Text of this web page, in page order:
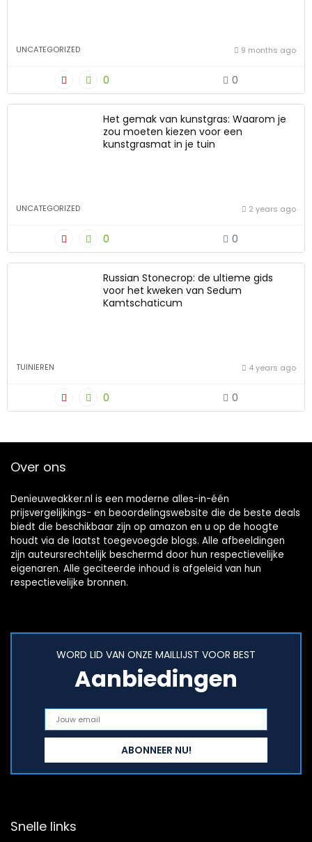
UNCATEGORIZED 9 months ago
0 0
Het gemak van kunstgras: Waarom je
zou moeten kiezen voor een
kunstgrasmat in je tuin
UNCATEGORIZED 2 years ago
0 0
Russian Stonecrop: de ultieme gids
voor het kweken van Sedum
Kamtschaticum
TUINIEREN 4 years ago
0 0
Over ons
Denieuweakker.nl is een moderne alles-in-één
prijsvergelijkings- en beoordelingswebsite die de beste deals
biedt die beschikbaar zijn op amazon en u op de hoogte
houdt via de laatst toegevoegde blogs. Alle afbeeldingen
zijn auteursrechtelijk beschermd door hun respectievelijke
eigenaren. Alle geciteerde inhoud is afgeleid van hun
respectievelijke bronnen.
WORD LID VAN ONZE MAILLIJST VOOR BEST
Aanbiedingen
Snelle links